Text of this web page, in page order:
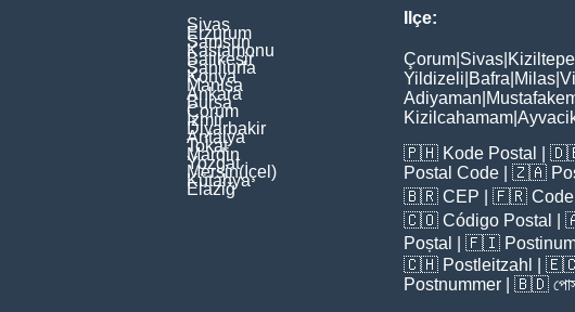
Sivas
Erzurum
Samsun
Kastamonu
Balikesir
Şanliurfa
Konya
Manisa
Ankara
Bursa
Çorum
İzmir
Diyarbakir
Antalya
Tokat
Mardin
Yozgat
Mersin(İçel)
Kütahya
Elaziğ
Ilçe:
Çorum Sivas Kiziltepe
Yildizeli Bafra Milas
Adiyaman
Kizilcahamam
🇵🇭 Kode Postal |
Postal Code | 🇿🇦
🇧🇷 CEP | 🇫🇷 Code
🇨🇴 Código Postal |
Poștal
| 🇫🇮
🇨🇭 Postleitzahl |
Postnummer | 🇧🇩